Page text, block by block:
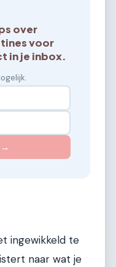
over
voor
in je inbox.
→
ingewikkeld te
naar wat je